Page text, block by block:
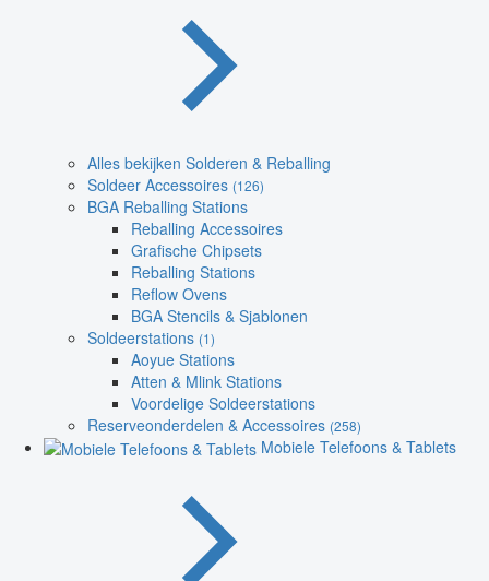
Alles bekijken Solderen & Reballing
Soldeer Accessoires (126)
BGA Reballing Stations
Reballing Accessoires
Grafische Chipsets
Reballing Stations
Reflow Ovens
BGA Stencils & Sjablonen
Soldeerstations (1)
Aoyue Stations
Atten & Mlink Stations
Voordelige Soldeerstations
Reserveonderdelen & Accessoires (258)
Mobiele Telefoons & Tablets